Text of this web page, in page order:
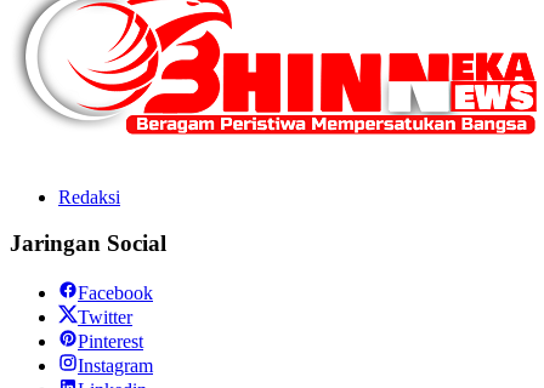
Redaksi
Jaringan Social
Facebook
Twitter
Pinterest
Instagram